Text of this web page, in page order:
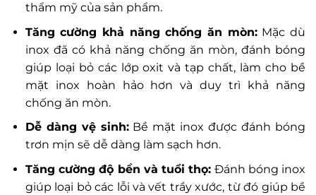
thẩm mỹ của sản phẩm.
Tăng cường khả năng chống ăn mòn:Mặc dù
inox đã có khả năng chống ăn mòn, đánh bóng
giúp loại bỏ các lớp oxit và tạp chất, làm cho bề
mặt inox hoàn hảo hơn và duy trì khả năng
chống ăn mòn.
Dễ dàng vệ sinh:Bề mặt inox được đánh bóng
trơn mịn sẽ dễ dàng làm sạch hơn.
Tăng cường độ bền và tuổi thọ: Đánh bóng inox
giúp loại bỏ các lỗi và vết trầy xước, từ đó giúp bề